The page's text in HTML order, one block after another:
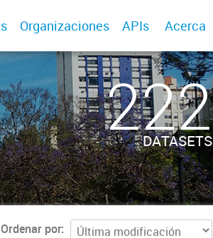
Organizaciones APIs Acerca
222
DATASETS
Ordenar por